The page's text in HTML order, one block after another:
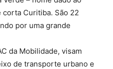
corta Curitiba. São 22
por uma grande
da Mobilidade, visam
de transporte urbano e